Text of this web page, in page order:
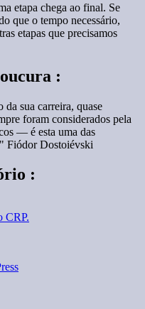
etapa chega ao final. Se
que o tempo necessário,
etapas que precisamos
:
sua carreira, quase
foram considerados pela
— é esta uma das
Fiódor Dostoiévski
:
CRP.